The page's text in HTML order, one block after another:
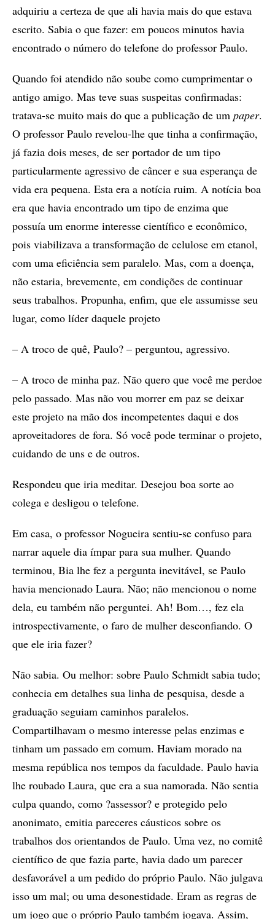
adquiriu a certeza de que ali havia mais do que estava
escrito. Sabia o que fazer: em poucos minutos havia
encontrado o número do telefone do professor Paulo.
Quando foi atendido não soube como cumprimentar o
antigo amigo. Mas teve suas suspeitas confirmadas:
tratava-se muito mais do que a publicação de um paper.
O professor Paulo revelou-lhe que tinha a confirmação,
já fazia dois meses, de ser portador de um tipo
particularmente agressivo de câncer e sua esperança de
vida era pequena. Esta era a notícia ruim. A notícia boa
era que havia encontrado um tipo de enzima que
possuía um enorme interesse científico e econômico,
pois viabilizava a transformação de celulose em etanol,
com uma eficiência sem paralelo. Mas, com a doença,
não estaria, brevemente, em condições de continuar
seus trabalhos. Propunha, enfim, que ele assumisse seu
lugar, como líder daquele projeto
– A troco de quê, Paulo? – perguntou, agressivo.
– A troco de minha paz. Não quero que você me perdoe
pelo passado. Mas não vou morrer em paz se deixar
este projeto na mão dos incompetentes daqui e dos
aproveitadores de fora. Só você pode terminar o projeto,
cuidando de uns e de outros.
Respondeu que iria meditar. Desejou boa sorte ao
colega e desligou o telefone.
Em casa, o professor Nogueira sentiu-se confuso para
narrar aquele dia ímpar para sua mulher. Quando
terminou, Bia lhe fez a pergunta inevitável, se Paulo
havia mencionado Laura. Não; não mencionou o nome
dela, eu também não perguntei. Ah! Bom…, fez ela
introspectivamente, o faro de mulher desconfiando. O
que ele iria fazer?
Não sabia. Ou melhor: sobre Paulo Schmidt sabia tudo;
conhecia em detalhes sua linha de pesquisa, desde a
graduação seguiam caminhos paralelos.
Compartilhavam o mesmo interesse pelas enzimas e
tinham um passado em comum. Haviam morado na
mesma república nos tempos da faculdade. Paulo havia
lhe roubado Laura, que era a sua namorada. Não sentia
culpa quando, como ?assessor? e protegido pelo
anonimato, emitia pareceres cáusticos sobre os
trabalhos dos orientandos de Paulo. Uma vez, no comitê
científico de que fazia parte, havia dado um parecer
desfavorável a um pedido do próprio Paulo. Não julgava
isso um mal; ou uma desonestidade. Eram as regras de
um jogo que o próprio Paulo também jogava. Assim,